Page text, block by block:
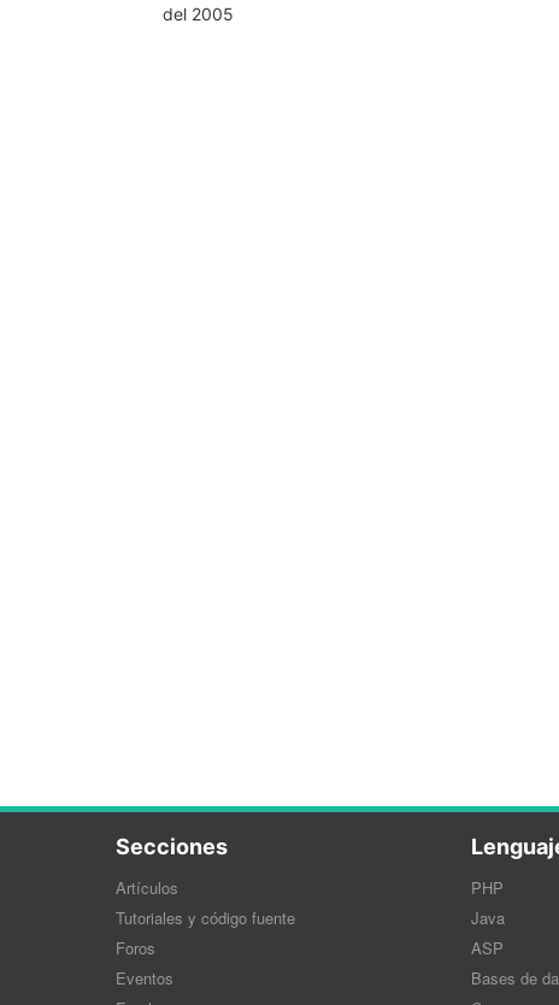
del 2005
Secciones
Artículos
Tutoriales y código fuente
Foros
Eventos
PHP
Java
ASP
Bases de